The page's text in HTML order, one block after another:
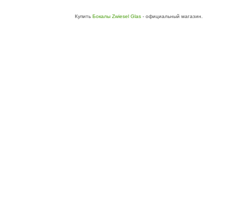
Купить Бокалы Zwiesel Glas - официальный магазин.